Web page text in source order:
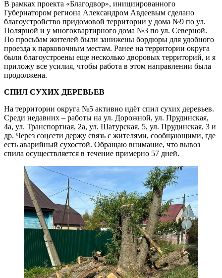
В рамках проекта «Благодвор», инициированного
Губернатором региона Александром Авдеевым сделано
благоустройство придомовой территории у дома №9 по ул.
Полярной и у многоквартирного дома №3 по ул. Северной.
По просьбам жителей были занижены бордюры для удобного
проезда к парковочным местам. Ранее на территории округа
были благоустроены еще несколько дворовых территорий, и я
приложу все усилия, чтобы работа в этом направлении была
продолжена.
СПИЛ СУХИХ ДЕРЕВЬЕВ
На территории округа №5 активно идёт спил сухих деревьев.
Среди недавних – работы на ул. Дорожной, ул. Прудинская,
4а, ул. Транспортная, 2а, ул. Шатурская, 5, ул. Прудинская, 3 и
др. Через соцсети держу связь с жителями, сообщающими, где
есть аварийный сухостой. Обращаю внимание, что вывоз
спила осуществляется в течение примерно 5­7 дней.